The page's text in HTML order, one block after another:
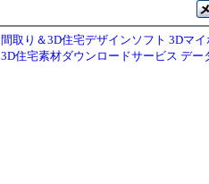
間取り＆3D住宅デザインソフト 3Dマ
3D住宅素材ダウンロードサービス デー